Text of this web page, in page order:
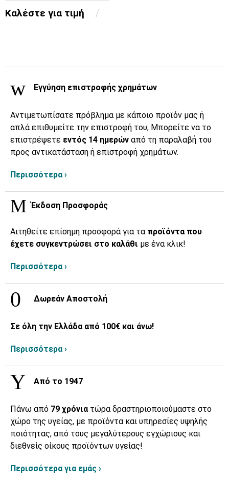
Καλέστε για τιμή
Εγγύηση επιστροφής χρημάτων
Αντιμετωπίσατε πρόβλημα με κάποιο προϊόν μας ή
απλά επιθυμείτε την επιστροφή του; Μπορείτε να το
επιστρέψετε εντός 14 ημερών από τη παραλαβή του
προς αντικατάσταση ή επιστροφή χρημάτων.
Περισσότερα ›
Έκδοση Προσφοράς
Αιτηθείτε επίσημη προσφορά για τα προϊόντα που
έχετε συγκεντρώσει στο καλάθι με ένα κλικ!
Περισσότερα ›
Δωρεάν Αποστολή
Σε όλη την Ελλάδα από 100€ και άνω!
Περισσότερα ›
Από το 1947
Πάνω από 79 χρόνια τώρα δραστηριοποιούμαστε στο
χώρο της υγείας, με προϊόντα και υπηρεσίες υψηλής
ποιότητας, από τους μεγαλύτερους εγχώριους και
διεθνείς οίκους προϊόντων υγείας!
Περισσότερα για εμάς ›